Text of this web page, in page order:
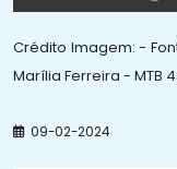
Crédito Imagem: -
Marília Ferreira - MTB
09-02-2024